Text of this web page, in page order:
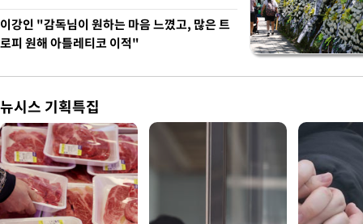
이강인 "감독님이 원하는 마음 느꼈고, 많은 트
로피 원해 아틀레티코 이적"
뉴시스 기획특집